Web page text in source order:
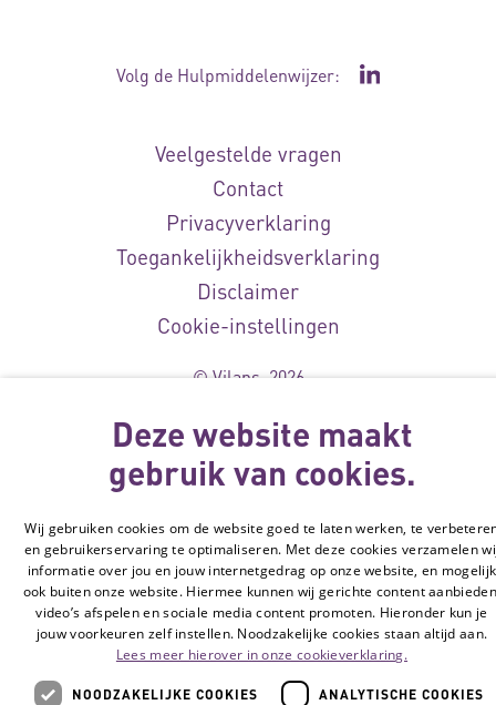
Volg de Hulpmiddelenwijzer: Ga naar de
Veelgestelde vragen
Contact
Privacyverklaring
Toegankelijkheidsverklaring
Disclaimer
Cookie-instellingen
© Vilans, 2026
Deze website maakt
gebruik van cookies.
Wij gebruiken cookies om de website goed te laten werken, te
en gebruikerservaring te optimaliseren. Met deze cookies verzamelen
informatie over jou en jouw internetgedrag op onze website, en mogelijk
ook buiten onze website. Hiermee kunnen wij gerichte content
video’s afspelen en sociale media content promoten. Hieronder kun je
jouw voorkeuren zelf instellen. Noodzakelijke cookies staan altijd aan.
Lees meer hierover in onze cookieverklaring.
NOODZAKELIJKE COOKIES ANALYTISCHE COOKIES